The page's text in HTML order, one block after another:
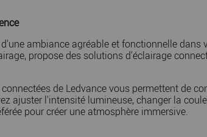
ambiance agréable et fonctionnelle dans
propose des solutions d'éclairage
de Ledvance vous permettent de
ajuster l'intensité lumineuse, changer la
pour créer une atmosphère immersive.